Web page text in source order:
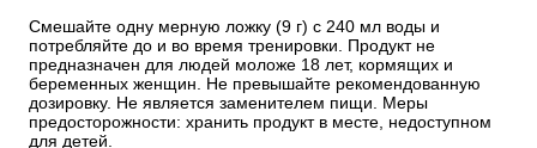
Смешайте одну мерную ложку (9 г) с 240 мл воды и
потребляйте до и во время тренировки. Продукт не
предназначен для людей моложе 18 лет, кормящих и
беременных женщин. Не превышайте рекомендованную
дозировку. Не является заменителем пищи. Меры
предосторожности: хранить продукт в месте, недоступном
для детей.